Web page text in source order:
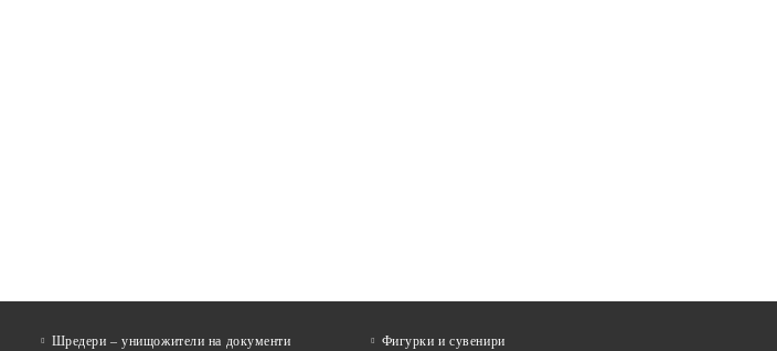
Шредери – унищожители на документи
Фигурки и сувенири